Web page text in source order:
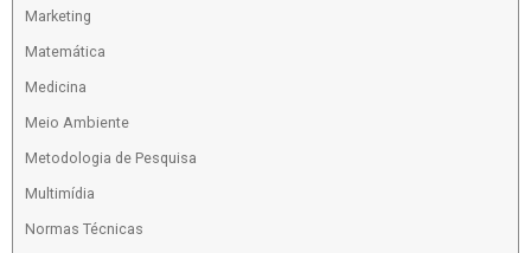
Marketing
Matemática
Medicina
Meio Ambiente
Metodologia de Pesquisa
Multimídia
Normas Técnicas